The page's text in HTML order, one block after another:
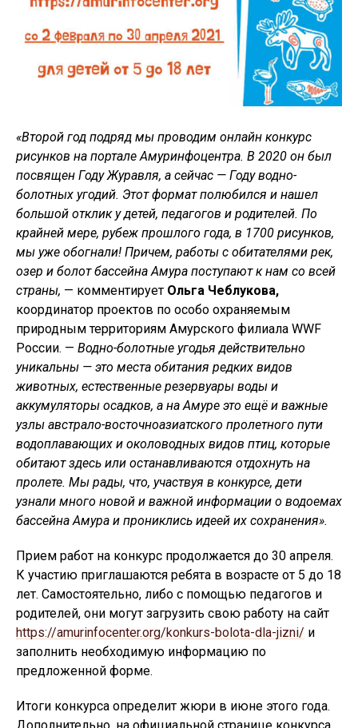
«Второй год подряд мы проводим онлайн конкурс
рисунков на портале Амуринфоцентра. В 2020 он был
посвящен Году Журавля, а сейчас — Году водно-
болотных угодий. Этот формат полюбился и нашел
большой отклик у детей, педагогов и родителей. По
крайней мере, рубеж прошлого года, в 1700 рисунков,
мы уже обогнали! Причем, работы с обитателями рек,
озер и болот бассейна Амура поступают к нам со всей
страны, — комментирует Ольга Чеблукова,
координатор проектов по особо охраняемым
природным территориям Амурского филиала WWF
России. — Водно-болотные угодья действительно
уникальны — это места обитания редких видов
животных, естественные резервуары воды и
аккумуляторы осадков, а на Амуре это ещё и важные
узлы австрало-восточноазиатского пролетного пути
водоплавающих и околоводных видов птиц, которые
обитают здесь или останавливаются отдохнуть на
пролете. Мы рады, что, участвуя в конкурсе, дети
узнали много новой и важной информации о водоемах
бассейна Амура и прониклись идеей их сохранения».
Прием работ на конкурс продолжается до 30 апреля.
К участию приглашаются ребята в возрасте от 5 до 18
лет. Самостоятельно, либо с помощью педагогов и
родителей, они могут загрузить свою работу на сайт
https://amurinfocenter.org/konkurs-bolota-dla-jizni/ и
заполнить необходимую информацию по
предложенной форме.
Итоги конкурса определит жюри в июне этого года.